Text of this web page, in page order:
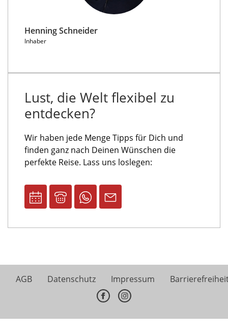
Henning Schneider
Inhaber
Lust, die Welt flexibel zu
entdecken?
Wir haben jede Menge Tipps für Dich und
finden ganz nach Deinen Wünschen die
perfekte Reise. Lass uns loslegen:
AGB Datenschutz Impressum